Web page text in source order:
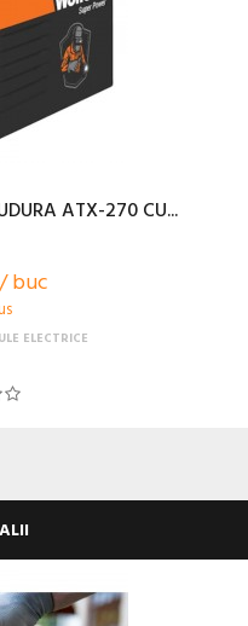
ATX-270 CU...
buc
ELECTRICE